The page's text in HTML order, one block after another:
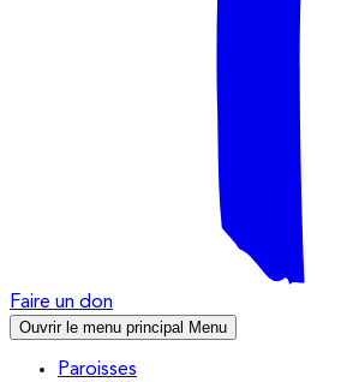
Faire un don
Ouvrir le menu principal Menu
Paroisses